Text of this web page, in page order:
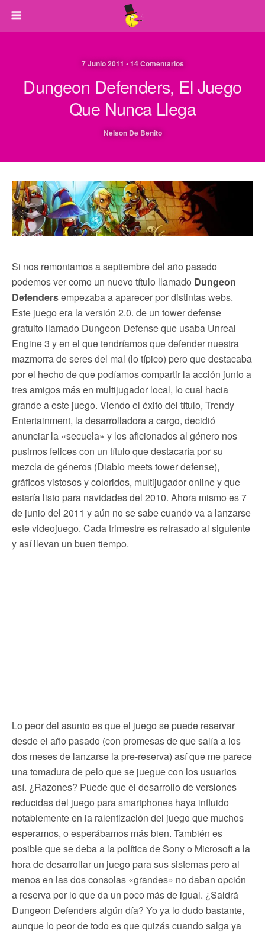
7 Junio 2011 • 14 Comentarios
Dungeon Defenders, El Juego
Que Nunca Llega
Nelson De Benito
Si nos remontamos a septiembre del año pasado
podemos ver como un nuevo título llamado Dungeon
Defendersempezaba a aparecer por distintas webs.
Este juego era la versión 2.0. de un tower defense
gratuito llamado Dungeon Defense que usaba Unreal
Engine 3 y en el que tendríamos que defender nuestra
mazmorra de seres del mal (lo típico) pero que destacaba
por el hecho de que podíamos compartir la acción junto a
tres amigos más en multijugador local, lo cual hacia
grande a este juego. Viendo el éxito del título, Trendy
Entertainment, la desarrolladora a cargo, decidió
anunciar la «secuela» y los aficionados al género nos
pusimos felices con un título que destacaría por su
mezcla de géneros (Diablo meets tower defense),
gráficos vistosos y coloridos, multijugador online y que
estaría listo para navidades del 2010. Ahora mismo es 7
de junio del 2011 y aún no se sabe cuando va a lanzarse
este videojuego. Cada trimestre es retrasado al siguiente
y así llevan un buen tiempo.
Lo peor del asunto es que el juego se puede reservar
desde el año pasado (con promesas de que salía a los
dos meses de lanzarse la pre-reserva) así que me parece
una tomadura de pelo que se juegue con los usuarios
así. ¿Razones? Puede que el desarrollo de versiones
reducidas del juego para smartphones haya influido
notablemente en la ralentización del juego que muchos
esperamos, o esperábamos más bien. También es
posible que se deba a la política de Sony o Microsoft a la
hora de desarrollar un juego para sus sistemas pero al
menos en las dos consolas «grandes» no daban opción
a reserva por lo que da un poco más de igual. ¿Saldrá
Dungeon Defenders algún día? Yo ya lo dudo bastante,
aunque lo peor de todo es que quizás cuando salga ya